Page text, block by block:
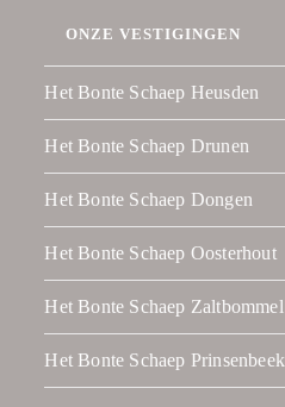
ONZE VESTIGINGEN
Het Bonte Schaep Heusden
Het Bonte Schaep Drunen
Het Bonte Schaep Dongen
Het Bonte Schaep Oosterhout
Het Bonte Schaep Zaltbommel
Het Bonte Schaep Prinsenbeek